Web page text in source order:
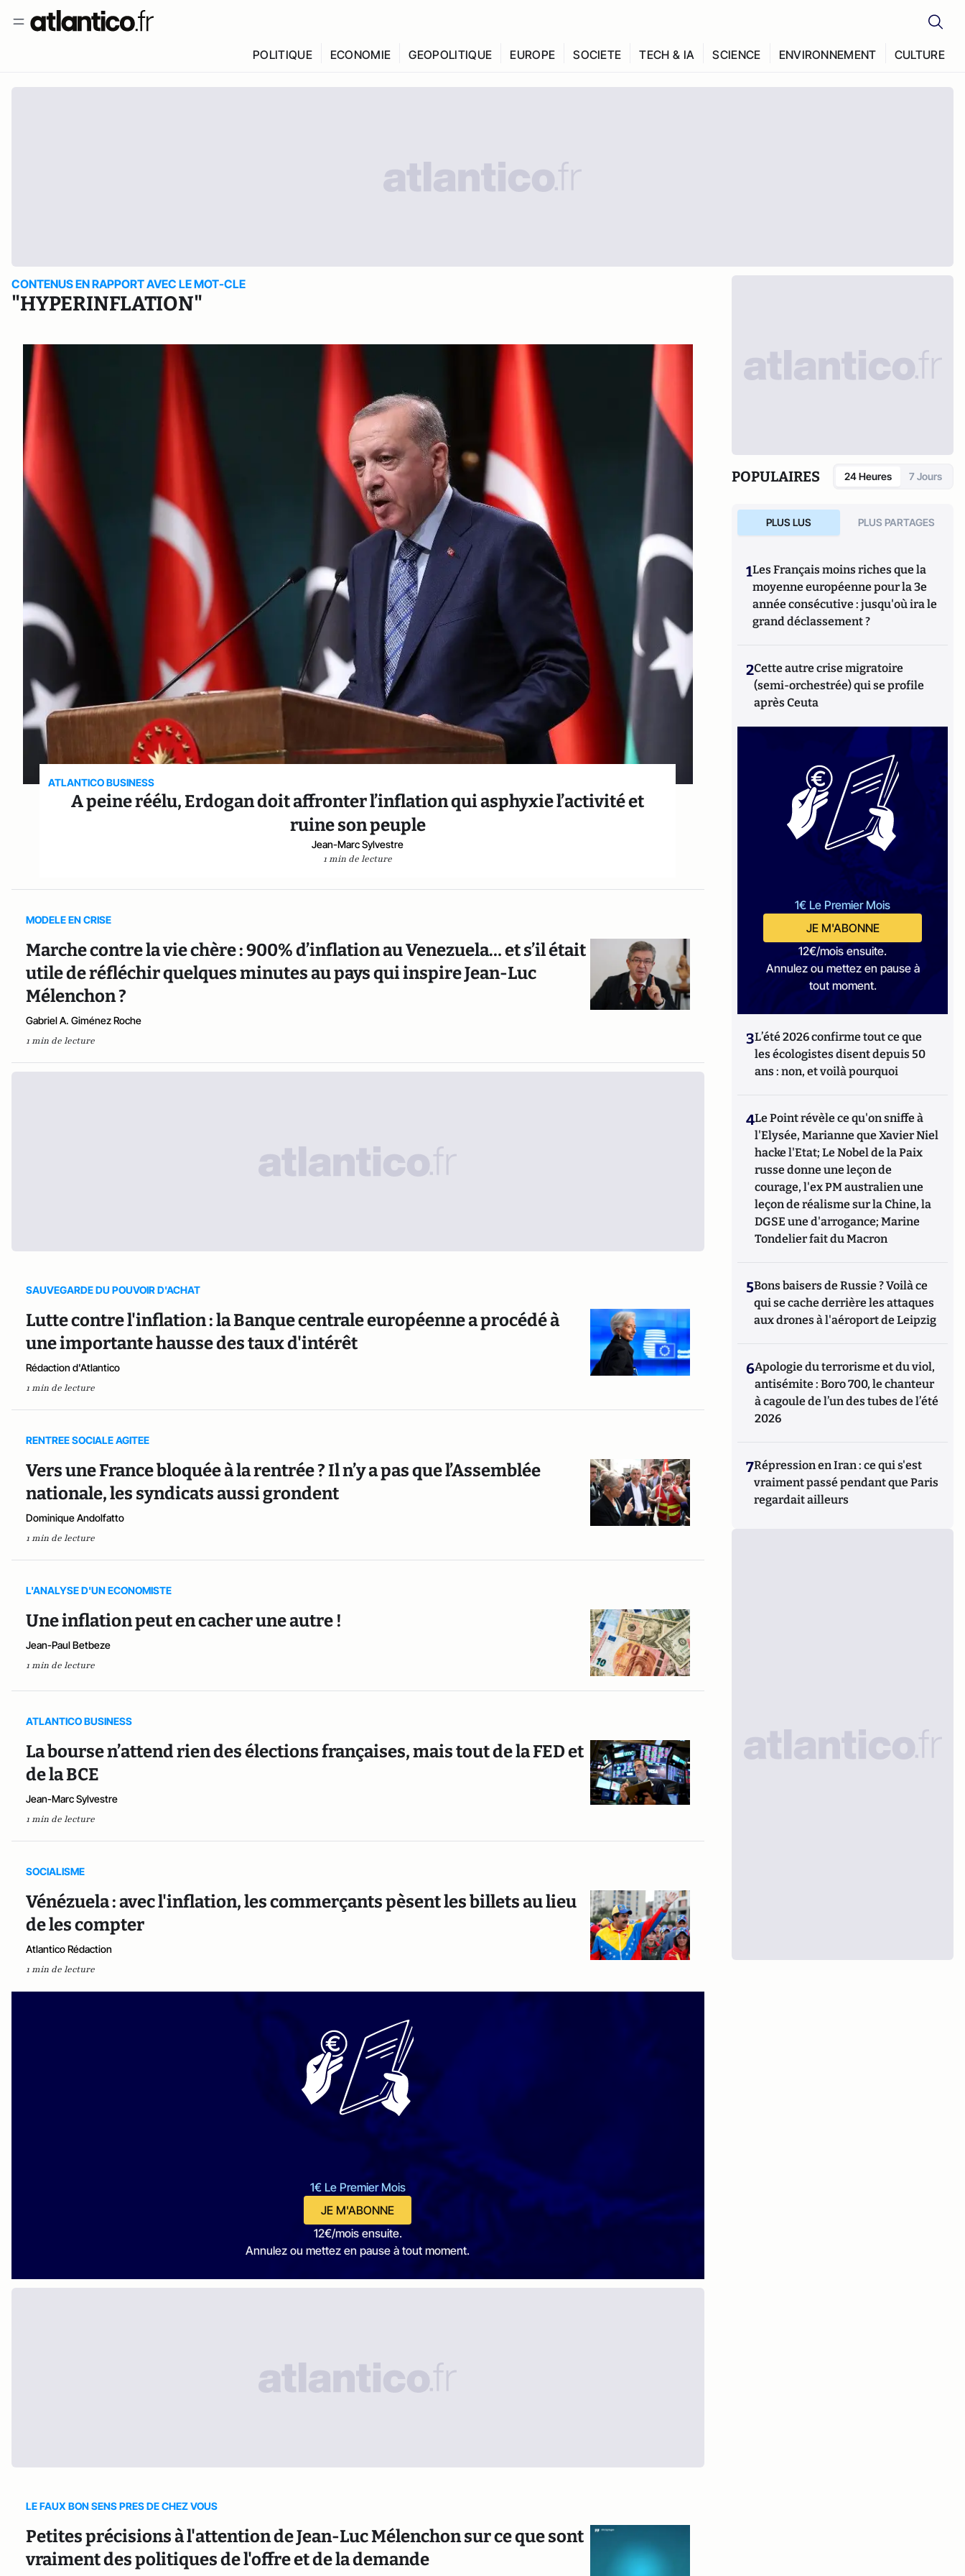
POLITIQUE ECONOMIE GEOPOLITIQUE EUROPE SOCIETE TECH & IA SCIENCE ENVIRONNEMENT CULTURE
CONTENUS EN RAPPORT AVEC LE MOT-CLE
"HYPERINFLATION"
ATLANTICO BUSINESS
A peine réélu, Erdogan doit affronter l’inflation qui asphyxie l’activité et
ruine son peuple
Jean-Marc Sylvestre
1 min de lecture
MODELE EN CRISE
Marche contre la vie chère : 900% d’inflation au Venezuela… et s’il était
utile de réfléchir quelques minutes au pays qui inspire Jean-Luc
Mélenchon ?
Gabriel A. Giménez Roche
1 min de lecture
SAUVEGARDE DU POUVOIR D'ACHAT
Lutte contre l'inflation : la Banque centrale européenne a procédé à
une importante hausse des taux d'intérêt
Rédaction d'Atlantico
1 min de lecture
RENTREE SOCIALE AGITEE
Vers une France bloquée à la rentrée ? Il n’y a pas que l’Assemblée
nationale, les syndicats aussi grondent
Dominique Andolfatto
1 min de lecture
L'ANALYSE D'UN ECONOMISTE
Une inflation peut en cacher une autre !
Jean-Paul Betbeze
1 min de lecture
ATLANTICO BUSINESS
La bourse n’attend rien des élections françaises, mais tout de la FED et
de la BCE
Jean-Marc Sylvestre
1 min de lecture
SOCIALISME
Vénézuela : avec l'inflation, les commerçants pèsent les billets au lieu
de les compter
Atlantico Rédaction
1 min de lecture
1€ Le Premier Mois
JE M'ABONNE
12€/mois ensuite.
Annulez ou mettez en pause à tout moment.
LE FAUX BON SENS PRES DE CHEZ VOUS
Petites précisions à l'attention de Jean-Luc Mélenchon sur ce que sont
vraiment des politiques de l'offre et de la demande
POPULAIRES 24 Heures 7 Jours
PLUS LUS PLUS PARTAGES
1Les Français moins riches que la
moyenne européenne pour la 3e
année consécutive : jusqu'où ira le
grand déclassement ?
2Cette autre crise migratoire
(semi-orchestrée) qui se profile
après Ceuta
1€ Le Premier Mois
JE M'ABONNE
12€/mois ensuite.
Annulez ou mettez en pause à
tout moment.
3L’été 2026 confirme tout ce que
les écologistes disent depuis 50
ans : non, et voilà pourquoi
4Le Point révèle ce qu'on sniffe à
l'Elysée, Marianne que Xavier Niel
hacke l'Etat; Le Nobel de la Paix
russe donne une leçon de
courage, l'ex PM australien une
leçon de réalisme sur la Chine, la
DGSE une d'arrogance; Marine
Tondelier fait du Macron
5Bons baisers de Russie ? Voilà ce
qui se cache derrière les attaques
aux drones à l'aéroport de Leipzig
6Apologie du terrorisme et du viol,
antisémite : Boro 700, le chanteur
à cagoule de l’un des tubes de l’été
2026
7Répression en Iran : ce qui s'est
vraiment passé pendant que Paris
regardait ailleurs